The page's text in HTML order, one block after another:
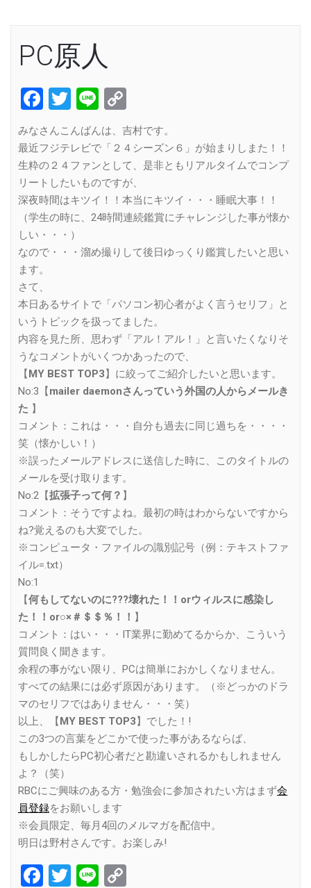
PC原人
Facebook
Twitter
Line
Link
みなさんこんばんは、吉村です。
最近フジテレビで「２４シーズン６」が始まりしまた！！
生粋の２４ファンとして、是非ともリアルタイムでコンプ
リートしたいものですが、
深夜時間はキツイ！！本当にキツイ・・・睡眠大事！！
（学生の時に、24時間連続鑑賞にチャレンジした事が懐か
しい・・・）
なので・・・溜め撮りして後日ゆっくり鑑賞したいと思い
ます。
さて、
本日あるサイトで「パソコン初心者がよく言うセリフ」と
いうトピックを扱ってました。
内容を見た所、思わず「アル！アル！」と言いたくなりそ
うなコメントがいくつかあったので、
【MY BEST TOP3】に絞ってご紹介したいと思います。
No:3【mailer daemonさんっていう外国の人からメールき
た 】
コメント：これは・・・自分も過去に同じ過ちを・・・・
笑（懐かしい！）
※誤ったメールアドレスに送信した時に、このタイトルの
メールを受け取ります。
No:2【拡張子って何？ 】
コメント：そうですよね。最初の時はわからないですから
ね?覚えるのも大変でした。
※コンピュータ・ファイルの識別記号（例：テキストファ
イル=.txt）
No:1
【何もしてないのに???壊れた！！orウィルスに感染し
た！！or○×＃＄＄％！！ 】
コメント：はい・・・IT業界に勤めてるからか、こういう
質問良く聞きます。
余程の事がない限り、PCは簡単におかしくなりません。
すべての結果には必ず原因があります。（※どっかのドラ
マのセリフではありません・・・笑）
以上、【MY BEST TOP3】でした！!
この3つの言葉をどこかで使った事があるならば、
もしかしたらPC初心者だと勘違いされるかもしれません
よ？（笑）
RBCにご興味のある方・勉強会に参加されたい方はまず会
員登録をお願いします
※会員限定、毎月4回のメルマガを配信中。
明日は野村さんです。お楽しみ!
Facebook
Twitter
Line